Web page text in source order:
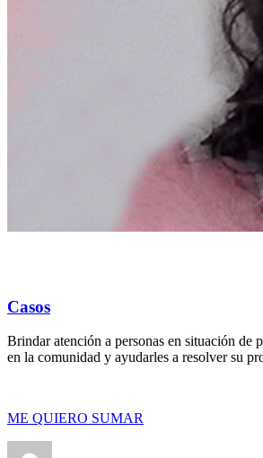
Casos
Brindar atención a personas en situación de
en la comunidad y ayudarles a resolver su
ME QUIERO SUMAR